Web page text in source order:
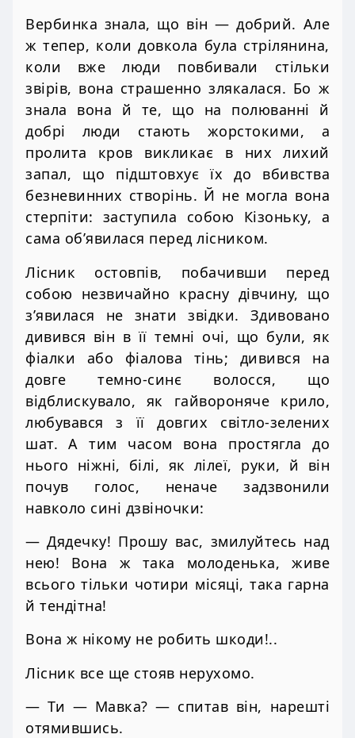
Вербинка знала, що він — добрий. Але
ж тепер, коли довкола була стрілянина,
коли вже люди повбивали стільки
звірів, вона страшенно злякалася. Бо ж
знала вона й те, що на полюванні й
добрі люди стають жорстокими, а
пролита кров викликає в них лихий
запал, що підштовхує їх до вбивства
безневинних створінь. Й не могла вона
стерпіти: заступила собою Кізоньку, а
сама об’явилася перед лісником.
Лісник остовпів, побачивши перед
собою незвичайно красну дівчину, що
з’явилася не знати звідки. Здивовано
дивився він в її темні очі, що були, як
фіалки або фіалова тінь; дивився на
довге темно-синє волосся, що
відблискувало, як гайвороняче крило,
любувався з її довгих світло-зелених
шат. А тим часом вона простягла до
нього ніжні, білі, як лілеї, руки, й він
почув голос, неначе задзвонили
навколо сині дзвіночки:
— Дядечку! Прошу вас, змилуйтесь над
нею! Вона ж така молоденька, живе
всього тільки чотири місяці, така гарна
й тендітна!
Вона ж нікому не робить шкоди!..
Лісник все ще стояв нерухомо.
— Ти — Мавка? — спитав він, нарешті
отямившись.